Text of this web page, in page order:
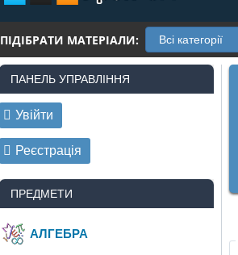
ПІДІБРАТИ МАТЕРІАЛИ:
ПАНЕЛЬ УПРАВЛІННЯ
Увійти
Реєстрація
ПРЕДМЕТИ
АЛГЕБРА